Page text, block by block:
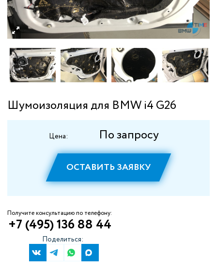
Шумоизоляция для BMW i4 G26
Цена: По запросу
ОСТАВИТЬ ЗАЯВКУ
Получите консультацию по телефону:
+7 (495) 136 88 44
Поделиться: